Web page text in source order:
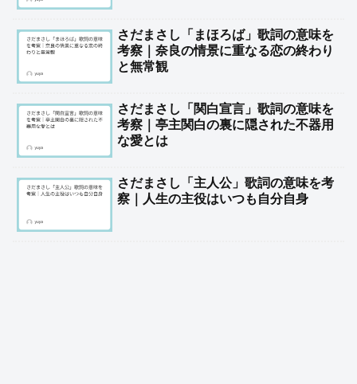
さだまさし「まほろば」歌詞の意味を
考察｜奈良の情景に重なる恋の終わり
と無常観
さだまさし「関白宣言」歌詞の意味を
考察｜亭主関白の裏に隠された不器用
な愛とは
さだまさし「主人公」歌詞の意味を考
察｜人生の主役はいつも自分自身